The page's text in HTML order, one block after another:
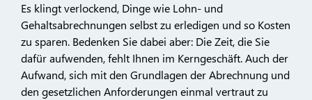
Es klingt verlockend, Dinge wie Lohn- und
Gehaltsabrechnungen selbst zu erledigen und so Kosten
zu sparen. Bedenken Sie dabei aber: Die Zeit, die Sie
dafür aufwenden, fehlt Ihnen im Kerngeschäft. Auch der
Aufwand, sich mit den Grundlagen der Abrechnung und
den gesetzlichen Anforderungen einmal vertraut zu